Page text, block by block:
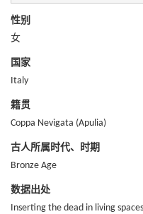
性别
女
国家
Italy
籍贯
Coppa Nevigata (Apulia)
古人所属时代、时期
Bronze Age
数据出处
Inserting the dead in living